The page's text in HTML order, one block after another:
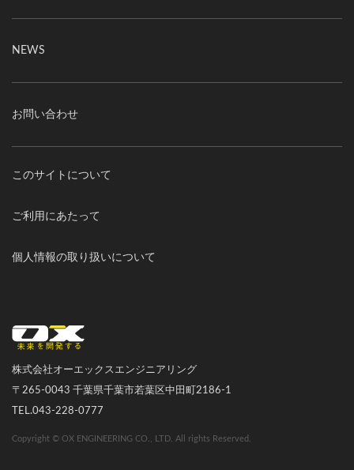
NEWS
お問い合わせ
このサイトについて
ご利用にあたって
個人情報の取り扱いについて
株式会社オーエックスエンジニアリング
〒265-0043 千葉県千葉市若葉区中田町2186-1
TEL.043-228-0777
Copyright © OX ENGINEERING CO., LTD. All rights Reserved.